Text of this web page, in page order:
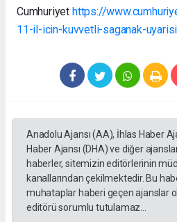
Cumhuriyet https://
11-il-icin-kuvvetli-saganak-
Anadolu Ajansı (AA), İhlas Haber
Haber Ajansı (DHA) ve diğer
haberler, sitemizin editörlerinin
kanallarından çekilmektedir. Bu
muhataplar haberi geçen ajanslar
editörü sorumlu tutulamaz...